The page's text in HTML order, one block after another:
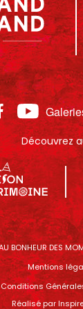
Découvrez
BONHEUR DES
Mentions
Conditions
Réalisé par